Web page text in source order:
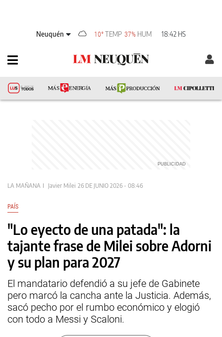
Neuquén 10° TEMP 37% HUM 18:42 HS
LA MAÑANA Javier Milei 26 DE JUNIO 2026 - 08:46
PAÍS
"Lo eyecto de una patada": la
tajante frase de Milei sobre Adorni
y su plan para 2027
El mandatario defendió a su jefe de Gabinete
pero marcó la cancha ante la Justicia. Además,
sacó pecho por el rumbo económico y elogió
con todo a Messi y Scaloni.